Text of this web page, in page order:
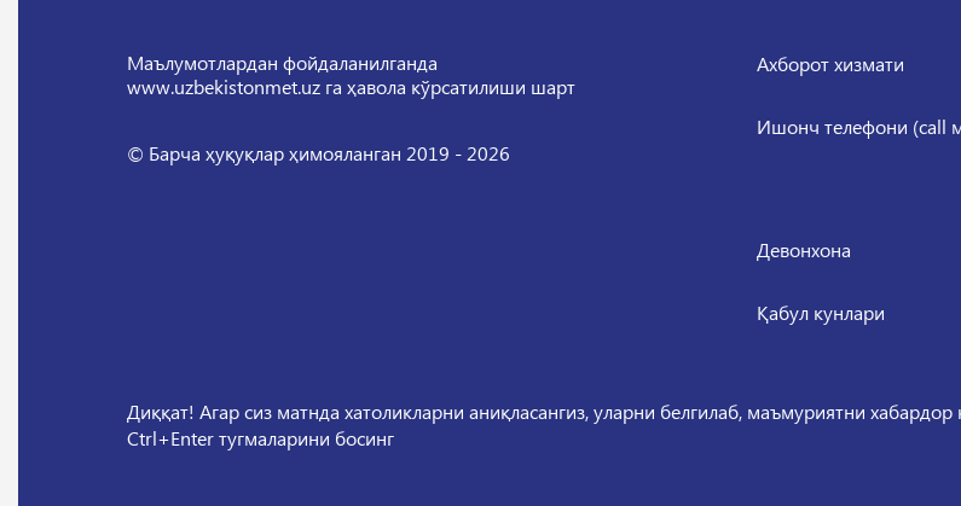
Маълумотлардан фойдаланилганда
www.uzbekistonmet.uz га ҳавола кўрсатилиши шарт
© Барча ҳуқуқлар ҳимояланган 2019 - 2026
Ахборот хизмати
Ишонч телефони (call
Девонхона
Қабул кунлари
Диққат! Агар сиз матнда хатоликларни аниқласангиз, уларни белгилаб, маъмуриятни
Ctrl+Enter тугмаларини босинг